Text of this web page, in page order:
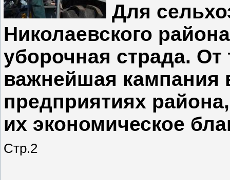
Для
Николаевского
уборочная страда. От
важнейшая кампания
предприятиях
их экономическое
Стр.2